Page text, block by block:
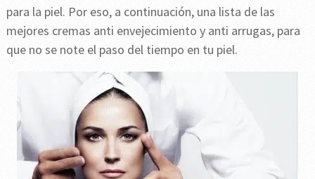
para la piel. Por eso, a continuación, una lista de las
mejores cremas anti envejecimiento y anti arrugas, para
que no se note el paso del tiempo en tu piel.